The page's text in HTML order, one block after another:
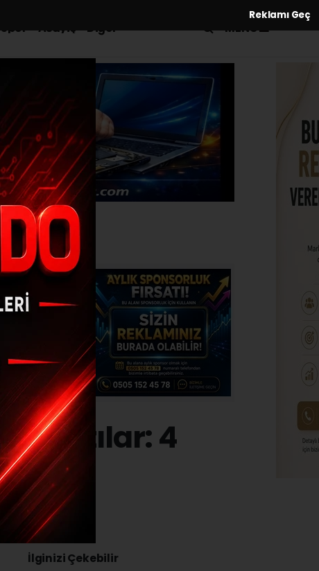
Reklamı Geç
Spor Asayiş Diğer MENÜ
yaptılar: 4
İlginizi Çekebilir